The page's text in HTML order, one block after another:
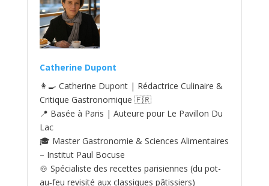
Catherine Dupont
👩‍🍳 Catherine Dupont | Rédactrice Culinaire &
Critique Gastronomique 🇫🇷
📍 Basée à Paris | Auteure pour Le Pavillon Du
Lac
🎓 Master Gastronomie & Sciences Alimentaires
– Institut Paul Bocuse
🍲 Spécialiste des recettes parisiennes (du pot-
au‑feu revisité aux classiques pâtissiers)